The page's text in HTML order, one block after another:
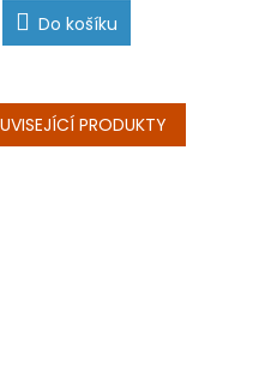
Do košíku
PRODUKTY